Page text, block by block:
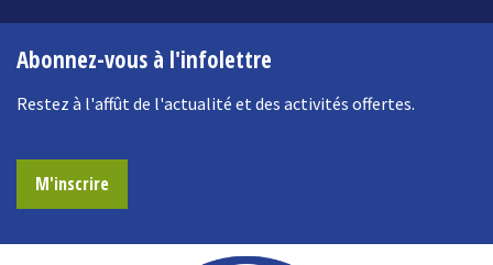
Abonnez-vous à l'infolettre
Restez à l'affût de l'actualité et des activités offertes.
M'inscrire